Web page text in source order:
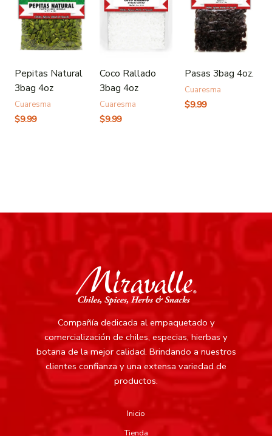
Pepitas Natural
3bag 4oz
Cuaresma
$9.99
Coco Rallado
3bag 4oz
Cuaresma
$9.99
Pasas 3bag 4oz.
Cuaresma
$9.99
Compañía dedicada al empaquetado y
comercialización de chiles, especias, hierbas y
botana de la mejor calidad. Brindando a nuestros
clientes confianza y una extensa variedad de
productos.
Inicio
Tienda